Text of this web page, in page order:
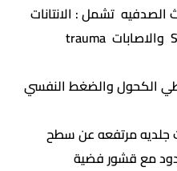
الصدفيه تشمل : الانتانات
البكتيرية العقدية Streptococcal والاصابات trauma
الكحول والضغط النفسي
مرتفعه عن سطح
مع قشور فضية